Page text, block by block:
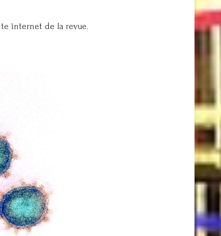
internet de la revue.